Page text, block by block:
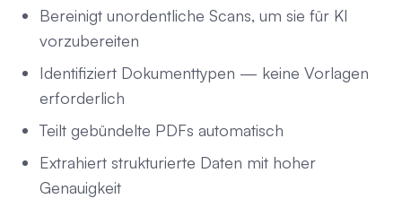
Bereinigt unordentliche Scans, um sie für KI
vorzubereiten
Identifiziert Dokumenttypen — keine Vorlagen
erforderlich
Teilt gebündelte PDFs automatisch
Extrahiert strukturierte Daten mit hoher
Genauigkeit